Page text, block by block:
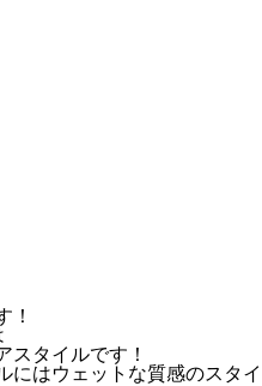
！
スタイルです！
にはウェットな質感のスタイ